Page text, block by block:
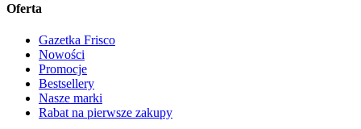
Oferta
Gazetka Frisco
Nowości
Promocje
Bestsellery
Nasze marki
Rabat na pierwsze zakupy